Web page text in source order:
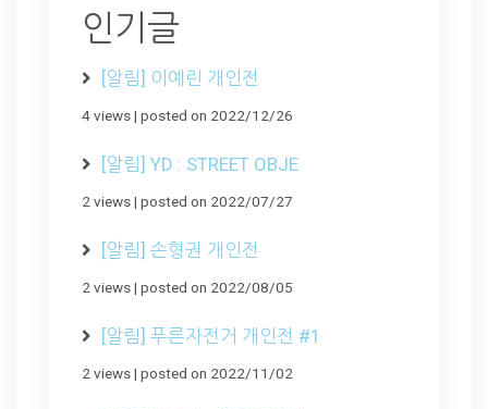
인기글
[알림] 이예린 개인전
4 views| posted on 2022/12/26
[알림] YD : STREET OBJE
2 views| posted on 2022/07/27
[알림] 손형권 개인전
2 views| posted on 2022/08/05
[알림] 푸른자전거 개인전 #1
2 views| posted on 2022/11/02